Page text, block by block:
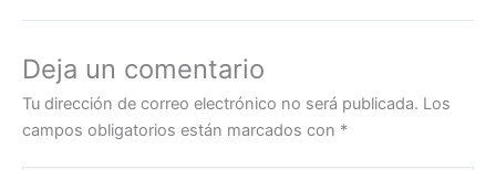
Deja un comentario
Tu dirección de correo electrónico no será publicada. Los
campos obligatorios están marcados con *